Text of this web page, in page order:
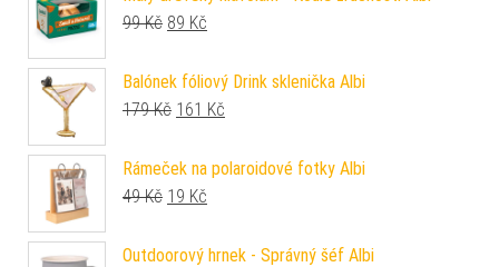
99Kč Původní cena byla: 99 Kč.
89 Kč
Balónek fóliový Drink sklenička Albi
179Kč Původní cena byla: 179 Kč.
161 Kč
Rámeček na polaroidové fotky Albi
49Kč Původní cena byla: 49 Kč.
19 Kč
Outdoorový hrnek - Správný šéf Albi